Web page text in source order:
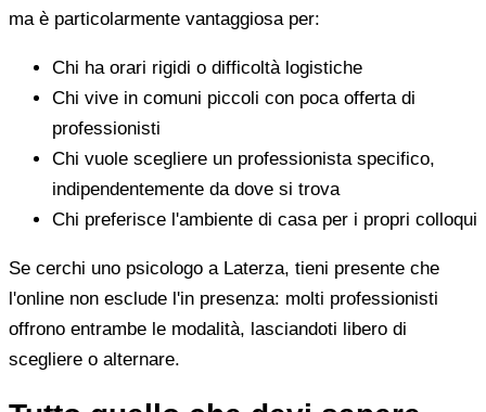
ma è particolarmente vantaggiosa per:
Chi ha orari rigidi o difficoltà logistiche
Chi vive in comuni piccoli con poca offerta di
professionisti
Chi vuole scegliere un professionista specifico,
indipendentemente da dove si trova
Chi preferisce l'ambiente di casa per i propri colloqui
Se cerchi uno psicologo a Laterza, tieni presente che
l'online non esclude l'in presenza: molti professionisti
offrono entrambe le modalità, lasciandoti libero di
scegliere o alternare.